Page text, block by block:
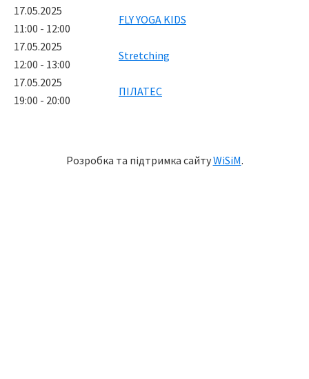
17.05.2025
11:00 - 12:00
FLY YOGA KIDS
17.05.2025
12:00 - 13:00
Stretching
17.05.2025
19:00 - 20:00
ПІЛАТЕС
Розробка та підтримка сайтуWiSiM.